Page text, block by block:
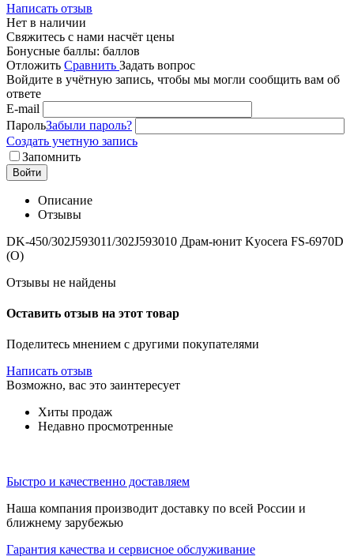
Написать отзыв
Нет в наличии
Свяжитесь с нами насчёт цены
Бонусные баллы: баллов
Отложить Сравнить Задать вопрос
Войдите в учётную запись, чтобы мы могли сообщить вам об
ответе
E-mail
ПарольЗабыли пароль?
Создать учетную запись
Запомнить
Войти
Описание
Отзывы
DK-450/302J593011/302J593010 Драм-юнит Kyocera FS-6970D
(O)
Отзывы не найдены
Оставить отзыв на этот товар
Поделитесь мнением с другими покупателями
Написать отзыв
Возможно, вас это заинтересует
Хиты продаж
Недавно просмотренные
Быстро и качественно доставляем
Наша компания производит доставку по всей России и
ближнему зарубежью
Гарантия качества и сервисное обслуживание